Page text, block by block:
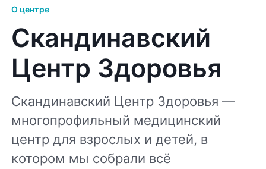
О центре
Скандинавский
Центр Здоровья
Скандинавский Центр Здоровья —
многопрофильный медицинский
центр для взрослых и детей, в
котором мы собрали всё